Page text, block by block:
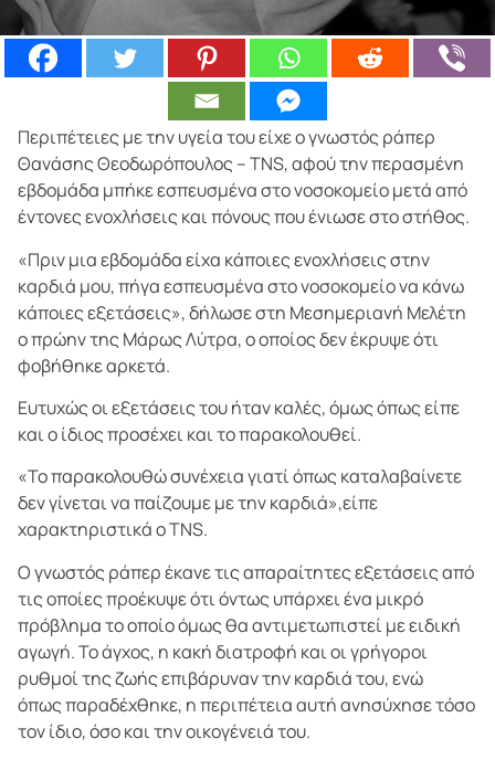
Περιπέτειες με την υγεία του είχε ο γνωστός ράπερ
Θανάσης Θεοδωρόπουλος – TNS, αφού την περασμένη
εβδομάδα μπήκε εσπευσμένα στο νοσοκομείο μετά από
έντονες ενοχλήσεις και πόνους που ένιωσε στο στήθος.
«Πριν μια εβδομάδα είχα κάποιες ενοχλήσεις στην
καρδιά μου, πήγα εσπευσμένα στο νοσοκομείο να κάνω
κάποιες εξετάσεις», δήλωσε στη Μεσημεριανή Μελέτη
ο πρώην της Μάρως Λύτρα, ο οποίος δεν έκρυψε ότι
φοβήθηκε αρκετά.
Ευτυχώς οι εξετάσεις του ήταν καλές, όμως όπως είπε
και ο ίδιος προσέχει και το παρακολουθεί.
«Το παρακολουθώ συνέχεια γιατί όπως καταλαβαίνετε
δεν γίνεται να παίζουμε με την καρδιά»,είπε
χαρακτηριστικά ο TNS.
Ο γνωστός ράπερ έκανε τις απαραίτητες εξετάσεις από
τις οποίες προέκυψε ότι όντως υπάρχει ένα μικρό
πρόβλημα το οποίο όμως θα αντιμετωπιστεί με ειδική
αγωγή. Το άγχος, η κακή διατροφή και οι γρήγοροι
ρυθμοί της ζωής επιβάρυναν την καρδιά του, ενώ
όπως παραδέχθηκε, η περιπέτεια αυτή ανησύχησε τόσο
τον ίδιο, όσο και την οικογένειά του.